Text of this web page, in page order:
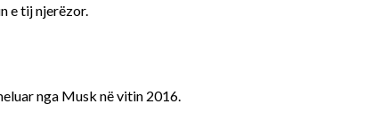
e tij njerëzor.
nga Musk në vitin 2016.